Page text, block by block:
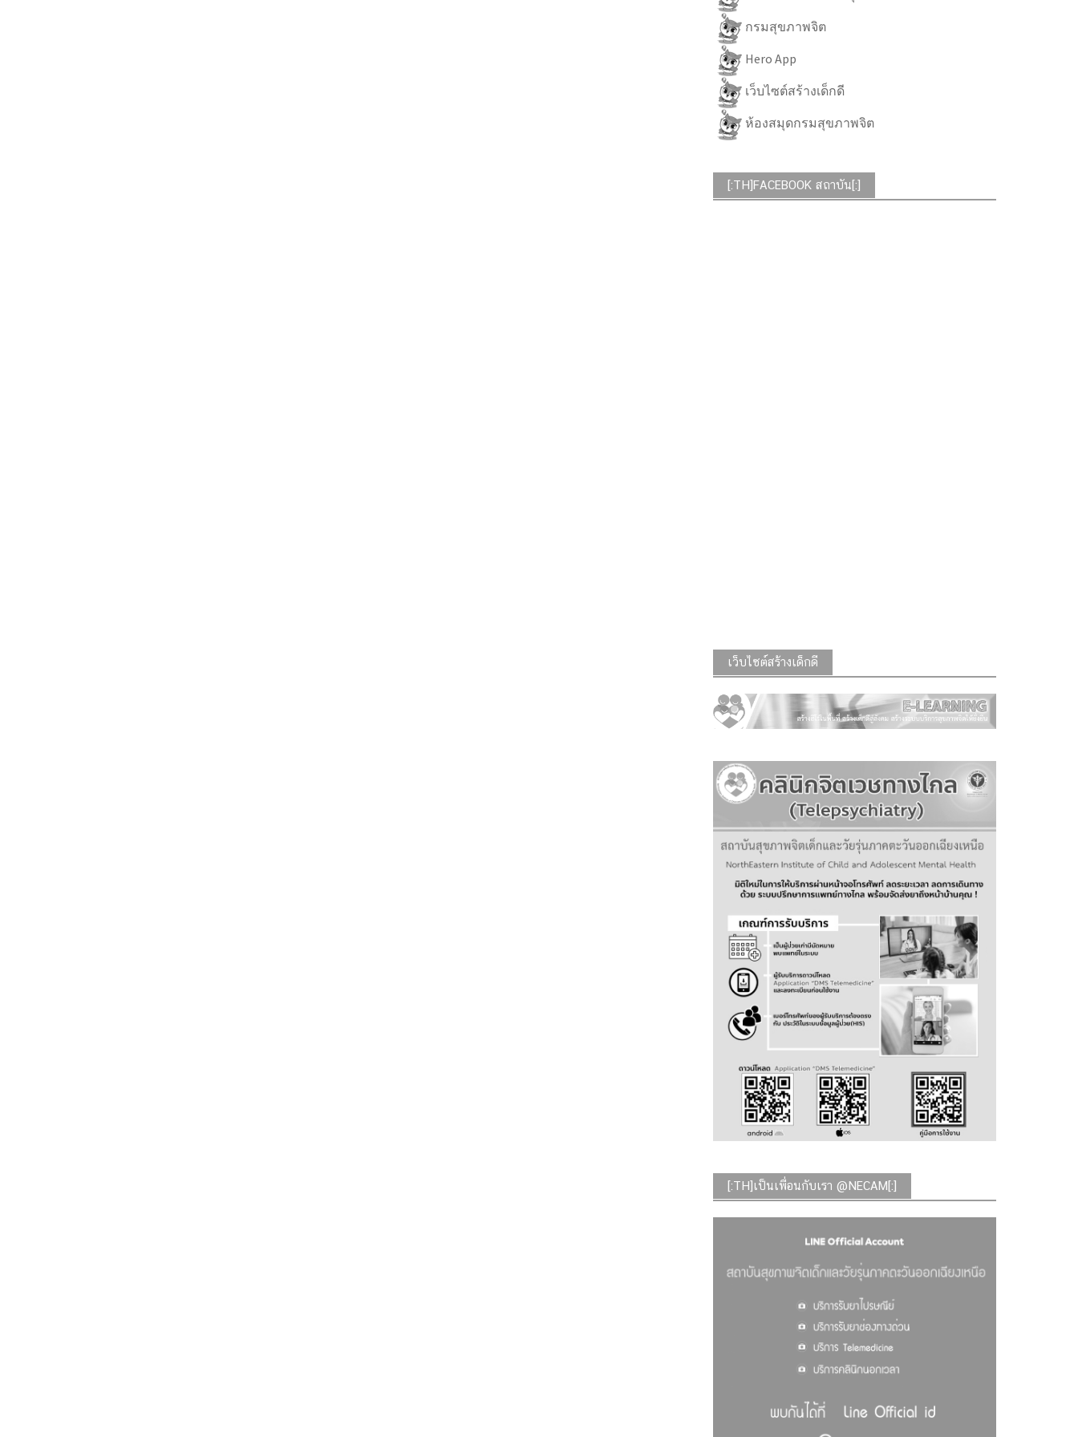
กรมสุขภาพจิต
Hero App
เว็บไซต์สร้างเด็กดี
ห้องสมุดกรมสุขภาพจิต
[:TH]FACEBOOK สถาบัน[:]
เว็บไซต์สร้างเด็กดี
[:TH]เป็นเพื่อนกับเรา @NECAM[:]